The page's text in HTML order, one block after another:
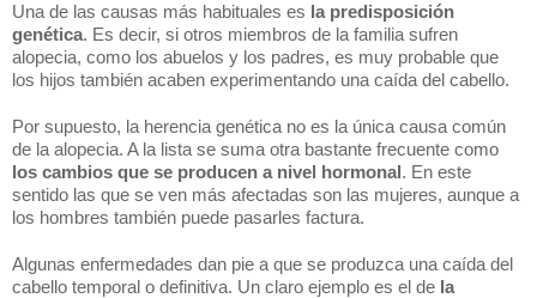
Una de las causas más habituales es la predisposición
genética. Es decir, si otros miembros de la familia sufren
alopecia, como los abuelos y los padres, es muy probable que
los hijos también acaben experimentando una caída del cabello.
Por supuesto, la herencia genética no es la única causa común
los cambios que se producen a nivel hormonal. En este
sentido las que se ven más afectadas son las mujeres, aunque a
los hombres también puede pasarles factura.
Algunas enfermedades dan pie a que se produzca una caída del
cabello temporal o definitiva. Un claro ejemplo es el de la